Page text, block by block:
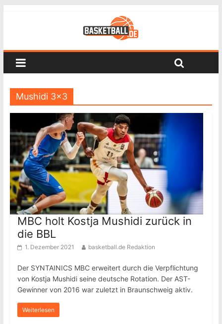
Mushidi 3×3
MBC holt Kostja Mushidi zurück in
die BBL
1. Dezember 2021 basketball.de Redaktion
Der SYNTAINICS MBC erweitert durch die Verpflichtung
von Kostja Mushidi seine deutsche Rotation. Der AST-
Gewinner von 2016 war zuletzt in Braunschweig aktiv.
Weiterlesen